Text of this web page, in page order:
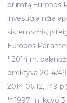
priimtą Europos
investicija nėra
sistemomis,
Europos
* 2014 m.
direktyva 2014/
2014 06 12, 149
** 1997 m. kovo